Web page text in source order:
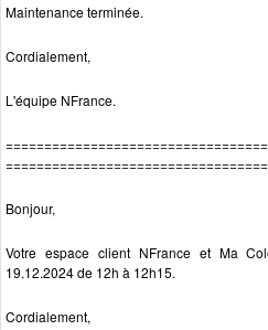
Maintenance terminée.
Cordialement,
L'équipe NFrance.
==================================
Bonjour,
Votre espace client NFrance et Ma
19.12.2024 de 12h à 12h15.
Cordialement,